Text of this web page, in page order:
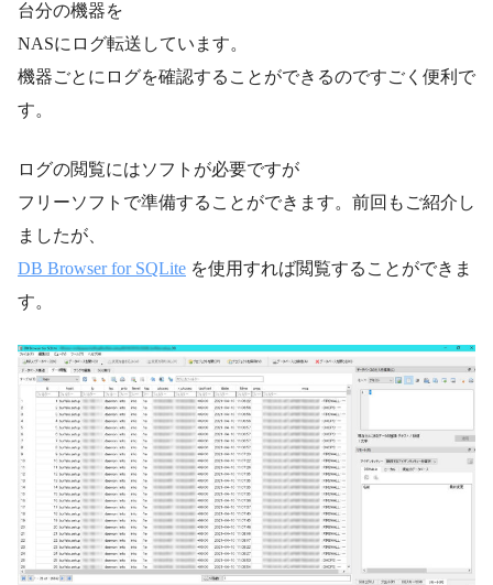
台分の機器を
NASにログ転送しています。
機器ごとにログを確認することができるのですごく便利で
す。
ログの閲覧にはソフトが必要ですが
フリーソフトで準備することができます。前回もご紹介し
ましたが、
DB Browser for SQLite を使用すれば閲覧することができま
す。